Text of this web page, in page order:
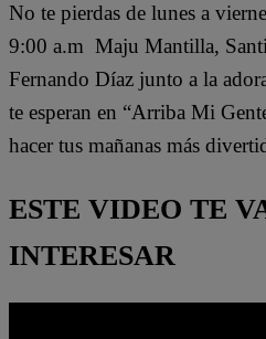
No te pierdas de lunes a
9:00 a.m Maju Mantilla,
Fernando Díaz junto a la
te esperan en “Arriba Mi
hacer tus mañanas más
ESTE VIDEO TE
INTERESAR